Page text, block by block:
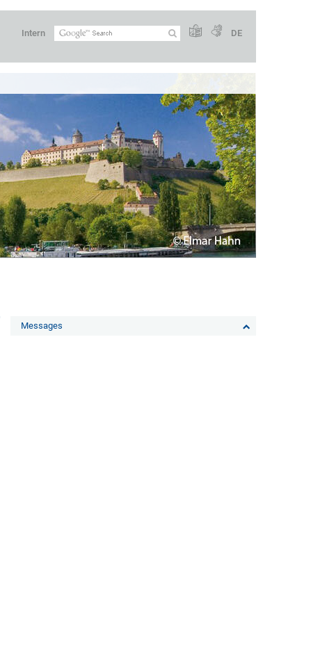
Intern DE
Messages